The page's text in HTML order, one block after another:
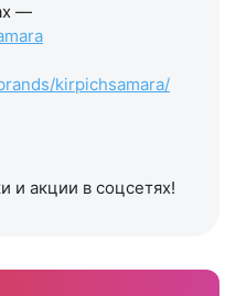
—
kirpichsamara/
и акции в соцсетях!